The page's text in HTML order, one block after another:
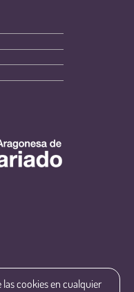
cookies en cualquier